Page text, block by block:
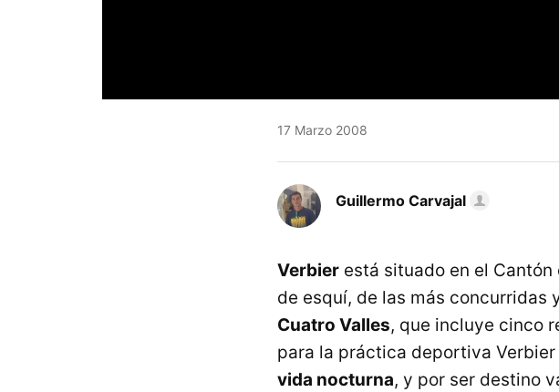
17 Marzo 2008
Guillermo Carvajal
Verbier está situado en el
de esquí, de las más concurridas
Cuatro Valles, que incluye cinco
para la práctica deportiva
vida nocturna, y por ser destino